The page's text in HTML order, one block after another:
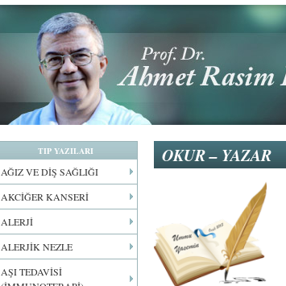
TIP YAZILARI
AĞIZ VE DİŞ SAĞLIĞI
AKCİĞER KANSERİ
ALERJİ
ALERJİK NEZLE
AŞI TEDAVİSİ
OKUR – YAZAR